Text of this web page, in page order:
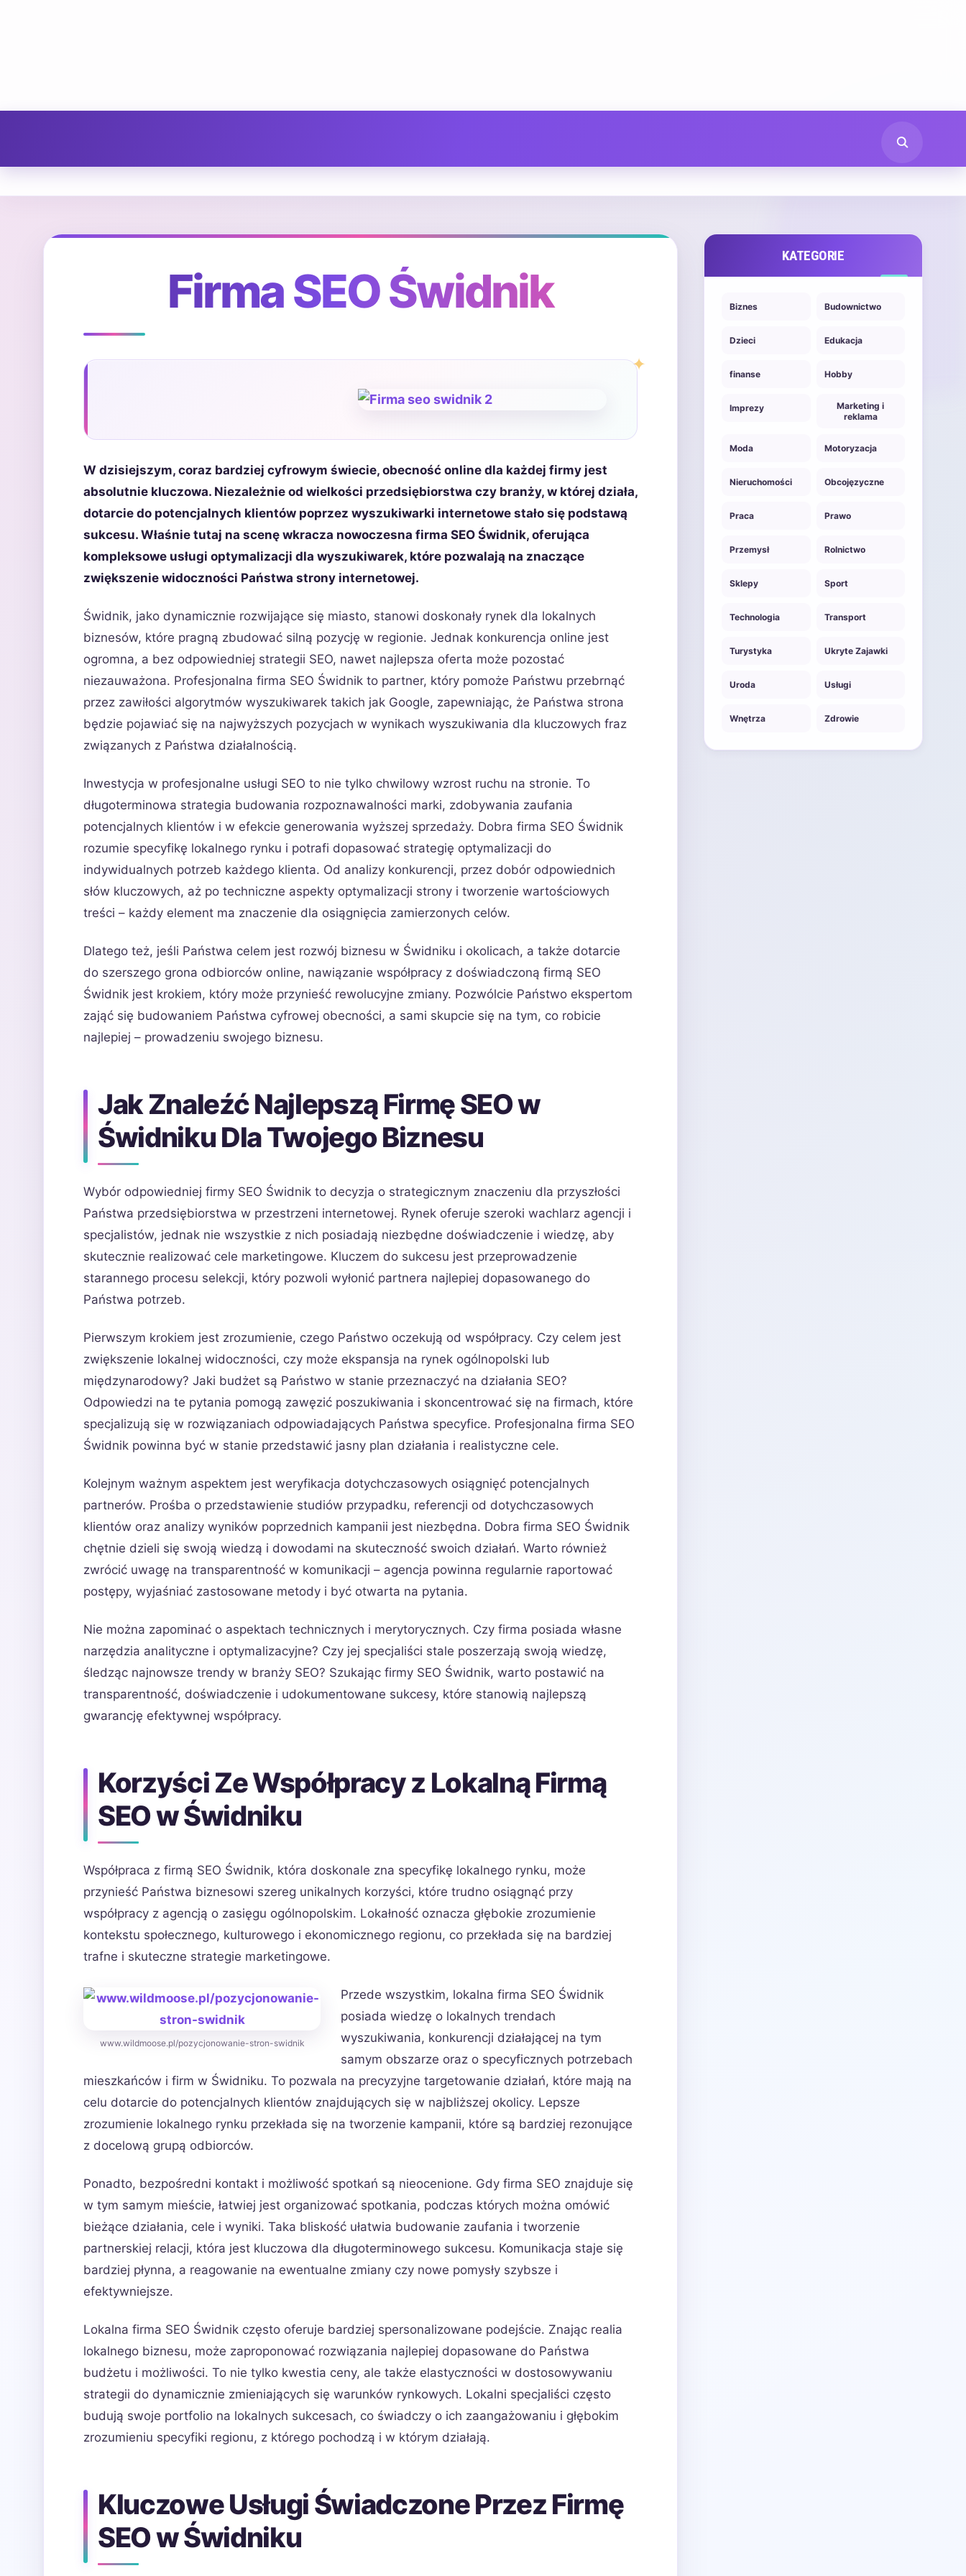
Firma SEO Świdnik
W dzisiejszym, coraz bardziej cyfrowym świecie, obecność online dla każdej firmy jest
absolutnie kluczowa. Niezależnie od wielkości przedsiębiorstwa czy branży, w której działa,
dotarcie do potencjalnych klientów poprzez wyszukiwarki internetowe stało się podstawą
sukcesu. Właśnie tutaj na scenę wkracza nowoczesna firma SEO Świdnik, oferująca
kompleksowe usługi optymalizacji dla wyszukiwarek, które pozwalają na znaczące
zwiększenie widoczności Państwa strony internetowej.
Świdnik, jako dynamicznie rozwijające się miasto, stanowi doskonały rynek dla lokalnych
biznesów, które pragną zbudować silną pozycję w regionie. Jednak konkurencja online jest
ogromna, a bez odpowiedniej strategii SEO, nawet najlepsza oferta może pozostać
niezauważona. Profesjonalna firma SEO Świdnik to partner, który pomoże Państwu przebrnąć
przez zawiłości algorytmów wyszukiwarek takich jak Google, zapewniając, że Państwa strona
będzie pojawiać się na najwyższych pozycjach w wynikach wyszukiwania dla kluczowych fraz
związanych z Państwa działalnością.
Inwestycja w profesjonalne usługi SEO to nie tylko chwilowy wzrost ruchu na stronie. To
długoterminowa strategia budowania rozpoznawalności marki, zdobywania zaufania
potencjalnych klientów i w efekcie generowania wyższej sprzedaży. Dobra firma SEO Świdnik
rozumie specyfikę lokalnego rynku i potrafi dopasować strategię optymalizacji do
indywidualnych potrzeb każdego klienta. Od analizy konkurencji, przez dobór odpowiednich
słów kluczowych, aż po techniczne aspekty optymalizacji strony i tworzenie wartościowych
treści – każdy element ma znaczenie dla osiągnięcia zamierzonych celów.
Dlatego też, jeśli Państwa celem jest rozwój biznesu w Świdniku i okolicach, a także dotarcie
do szerszego grona odbiorców online, nawiązanie współpracy z doświadczoną firmą SEO
Świdnik jest krokiem, który może przynieść rewolucyjne zmiany. Pozwólcie Państwo ekspertom
zająć się budowaniem Państwa cyfrowej obecności, a sami skupcie się na tym, co robicie
najlepiej – prowadzeniu swojego biznesu.
Jak Znaleźć Najlepszą Firmę SEO w
Świdniku Dla Twojego Biznesu
Wybór odpowiedniej firmy SEO Świdnik to decyzja o strategicznym znaczeniu dla przyszłości
Państwa przedsiębiorstwa w przestrzeni internetowej. Rynek oferuje szeroki wachlarz agencji i
specjalistów, jednak nie wszystkie z nich posiadają niezbędne doświadczenie i wiedzę, aby
skutecznie realizować cele marketingowe. Kluczem do sukcesu jest przeprowadzenie
starannego procesu selekcji, który pozwoli wyłonić partnera najlepiej dopasowanego do
Państwa potrzeb.
Pierwszym krokiem jest zrozumienie, czego Państwo oczekują od współpracy. Czy celem jest
zwiększenie lokalnej widoczności, czy może ekspansja na rynek ogólnopolski lub
międzynarodowy? Jaki budżet są Państwo w stanie przeznaczyć na działania SEO?
Odpowiedzi na te pytania pomogą zawęzić poszukiwania i skoncentrować się na firmach, które
specjalizują się w rozwiązaniach odpowiadających Państwa specyfice. Profesjonalna firma SEO
Świdnik powinna być w stanie przedstawić jasny plan działania i realistyczne cele.
Kolejnym ważnym aspektem jest weryfikacja dotychczasowych osiągnięć potencjalnych
partnerów. Prośba o przedstawienie studiów przypadku, referencji od dotychczasowych
klientów oraz analizy wyników poprzednich kampanii jest niezbędna. Dobra firma SEO Świdnik
chętnie dzieli się swoją wiedzą i dowodami na skuteczność swoich działań. Warto również
zwrócić uwagę na transparentność w komunikacji – agencja powinna regularnie raportować
postępy, wyjaśniać zastosowane metody i być otwarta na pytania.
Nie można zapominać o aspektach technicznych i merytorycznych. Czy firma posiada własne
narzędzia analityczne i optymalizacyjne? Czy jej specjaliści stale poszerzają swoją wiedzę,
śledząc najnowsze trendy w branży SEO? Szukając firmy SEO Świdnik, warto postawić na
transparentność, doświadczenie i udokumentowane sukcesy, które stanowią najlepszą
gwarancję efektywnej współpracy.
Korzyści Ze Współpracy z Lokalną Firmą
SEO w Świdniku
Współpraca z firmą SEO Świdnik, która doskonale zna specyfikę lokalnego rynku, może
przynieść Państwa biznesowi szereg unikalnych korzyści, które trudno osiągnąć przy
współpracy z agencją o zasięgu ogólnopolskim. Lokałność oznacza głębokie zrozumienie
kontekstu społecznego, kulturowego i ekonomicznego regionu, co przekłada się na bardziej
trafne i skuteczne strategie marketingowe.
www.wildmoose.pl/pozycjonowanie-stron-swidnik
Przede wszystkim, lokalna firma SEO Świdnik
posiada wiedzę o lokalnych trendach
wyszukiwania, konkurencji działającej na tym
samym obszarze oraz o specyficznych potrzebach
mieszkańców i firm w Świdniku. To pozwala na precyzyjne targetowanie działań, które mają na
celu dotarcie do potencjalnych klientów znajdujących się w najbliższej okolicy. Lepsze
zrozumienie lokalnego rynku przekłada się na tworzenie kampanii, które są bardziej rezonujące
z docelową grupą odbiorców.
Ponadto, bezpośredni kontakt i możliwość spotkań są nieocenione. Gdy firma SEO znajduje się
w tym samym mieście, łatwiej jest organizować spotkania, podczas których można omówić
bieżące działania, cele i wyniki. Taka bliskość ułatwia budowanie zaufania i tworzenie
partnerskiej relacji, która jest kluczowa dla długoterminowego sukcesu. Komunikacja staje się
bardziej płynna, a reagowanie na ewentualne zmiany czy nowe pomysły szybsze i
efektywniejsze.
Lokalna firma SEO Świdnik często oferuje bardziej spersonalizowane podejście. Znając realia
lokalnego biznesu, może zaproponować rozwiązania najlepiej dopasowane do Państwa
budżetu i możliwości. To nie tylko kwestia ceny, ale także elastyczności w dostosowywaniu
strategii do dynamicznie zmieniających się warunków rynkowych. Lokalni specjaliści często
budują swoje portfolio na lokalnych sukcesach, co świadczy o ich zaangażowaniu i głębokim
zrozumieniu specyfiki regionu, z którego pochodzą i w którym działają.
Kluczowe Usługi Świadczone Przez Firmę
SEO w Świdniku
KATEGORIE
Biznes Budownictwo
Dzieci Edukacja
finanse Hobby
Imprezy
Marketing i
reklama
Moda Motoryzacja
Nieruchomości Obcojęzyczne
Praca Prawo
Przemysł Rolnictwo
Sklepy Sport
Technologia Transport
Turystyka Ukryte Zajawki
Uroda Usługi
Wnętrza Zdrowie